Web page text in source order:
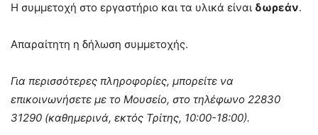
Η συμμετοχή στο εργαστήριο και τα υλικά είναι δωρεάν.
Απαραίτητη η δήλωση συμμετοχής.
Για περισσότερες πληροφορίες, μπορείτε να
επικοινωνήσετε με το Μουσείο, στο τηλέφωνο 22830
31290 (καθημερινά, εκτός Τρίτης, 10:00-18:00).